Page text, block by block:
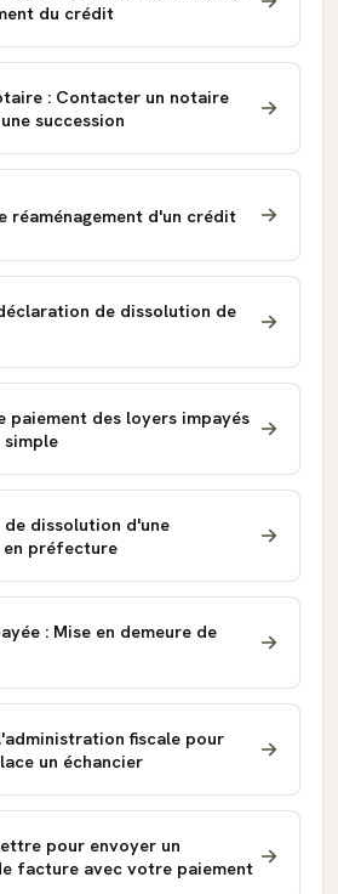
du crédit
: Contacter un notaire
succession
réaménagement d'un crédit
de dissolution de
paiement des loyers impayés
simple
dissolution d'une
préfecture
: Mise en demeure de
fiscale pour
un échancier
pour envoyer un
facture avec votre paiement